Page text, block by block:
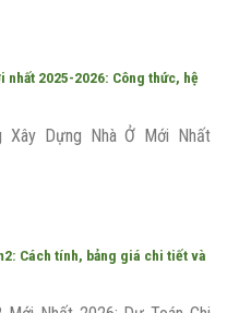
nhất 2025-2026: Công thức, hệ
Xây Dựng Nhà Ở Mới Nhất
Cách tính, bảng giá chi tiết và